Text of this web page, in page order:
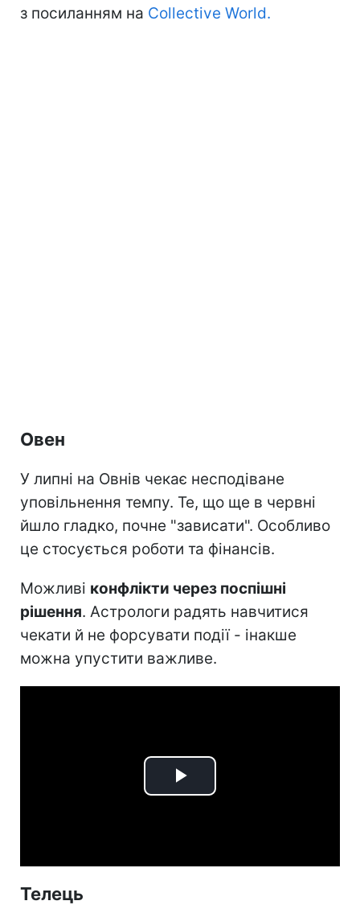
з посиланням на Collective World.
Овен
У липні на Овнів чекає несподіване
уповільнення темпу. Те, що ще в червні
йшло гладко, почне "зависати". Особливо
це стосується роботи та фінансів.
Можливі конфлікти через поспішні
рішення. Астрологи радять навчитися
чекати й не форсувати події - інакше
можна упустити важливе.
Play
Телець